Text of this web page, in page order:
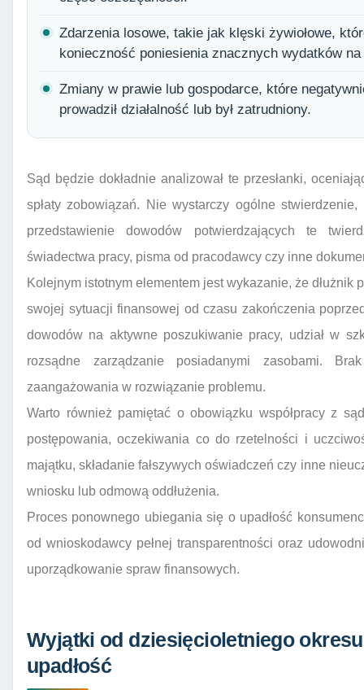
Zdarzenia losowe, takie jak klęski żywiołowe,
konieczność poniesienia znacznych wydatków na
Zmiany w prawie lub gospodarce, które
prowadził działalność lub był zatrudniony.
Sąd będzie dokładnie analizował te przesłanki,
spłaty zobowiązań. Nie wystarczy ogólne
przedstawienie dowodów potwierdzających te
świadectwa pracy, pisma od pracodawcy czy inne
Kolejnym istotnym elementem jest wykazanie, że dłużnik
swojej sytuacji finansowej od czasu zakończenia
dowodów na aktywne poszukiwanie pracy, udział w
rozsądne zarządzanie posiadanymi zasobami.
zaangażowania w rozwiązanie problemu.
Warto również pamiętać o obowiązku współpracy z
postępowania, oczekiwania co do rzetelności i
majątku, składanie fałszywych oświadczeń czy inne
wniosku lub odmową oddłużenia.
Proces ponownego ubiegania się o upadłość
od wnioskodawcy pełnej transparentności oraz
uporządkowanie spraw finansowych.
Wyjątki od dziesięcioletniego
upadłość